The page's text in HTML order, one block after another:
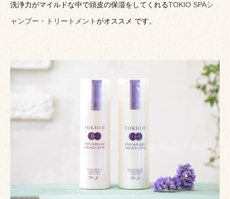
洗浄力がマイルドな中で頭皮の保湿をしてくれるTOKIO SPAシ
ャンプー・トリートメントがオススメ です。